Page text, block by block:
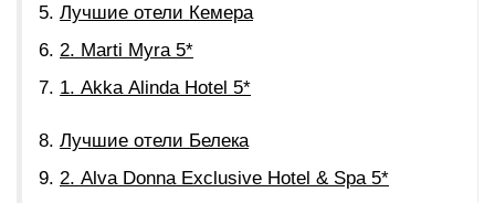
Лучшие отели Кемера
2. Marti Myra 5*
1. Akka Alinda Hotel 5*
Лучшие отели Белека
2. Alva Donna Exclusive Hotel & Spa 5*